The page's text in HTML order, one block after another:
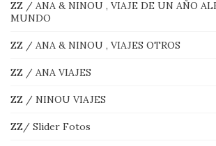
ZZ / ANA & NINOU , VIAJE DE UN AÑO
MUNDO
ZZ / ANA & NINOU , VIAJES OTROS
ZZ / ANA VIAJES
ZZ / NINOU VIAJES
ZZ/ Slider Fotos